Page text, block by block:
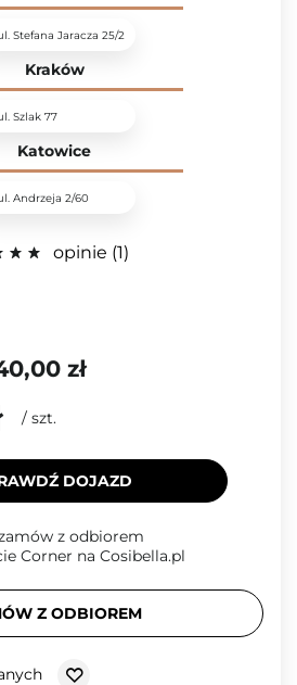
Stefana Jaracza 25/2
Kraków
Szlak 77
Katowice
Andrzeja 2/60
opinie 1
zł
/ szt.
DOJAZD
z odbiorem
Corner na Cosibella.pl
Z ODBIOREM